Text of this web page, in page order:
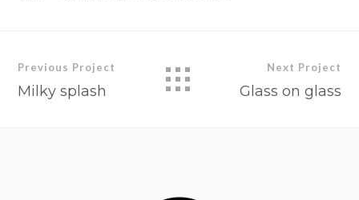
Previous Project
Milky splash
Next Project
Glass on glass